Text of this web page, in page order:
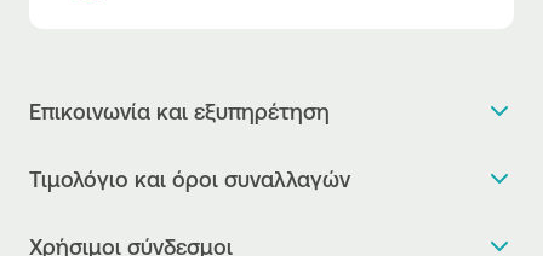
Επικοινωνία και εξυπηρέτηση
Η νέα Ψηφιακή Εποχή στις συναλλαγές, έφτασε!
Τιμολόγιο και όροι συναλλαγών
Χρήσιμοι σύνδεσμοι